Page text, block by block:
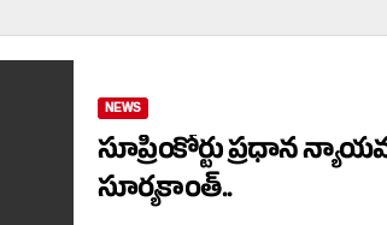
NEWS
సూప్రీంకోర్టు ప్రధాన
సూర్యకాంత్..